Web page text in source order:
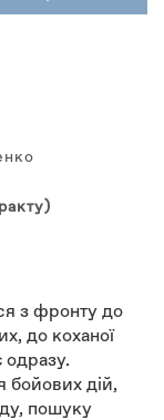
з фронту до
до коханої
одразу.
бойових дій,
пошуку